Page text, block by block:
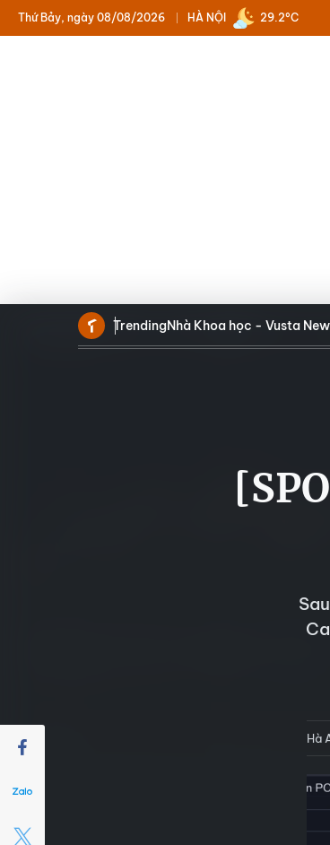
HÀ NỘI
Thứ Bảy, ngày 08/08/2026 29.2°C
TrendingNhà Khoa học - Vusta
Hà